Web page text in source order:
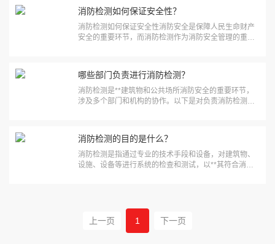
程、数据管理和外部监督等。以下是详细的分析和建
议。一、检测设···
消防检测如何保证安全性？
消防检测如何保证安全性消防安全是保障人民生命财产
安全的重要环节，而消防检测作为消防安全管理的重要
故的发生，减少火灾带来的损失。以下是消防检测如何
保证安全性的详细分···
哪些部门负责进行消防检测？
消防检测是**建筑物和公共场所消防安全的重要环节，
涉及多个部门和机构的协作。以下是对负责消防检测的
系统。其主要职责包括：- 制定消防法规和标准：消防部
门负责···
消防检测的目的是什么？
消防检测是指通过专业的技术手段和设备，对建筑物、
设施、设备等进行系统的检查和测试，以**其符合消防
角度详细阐述消防···
上一页 1 下一页